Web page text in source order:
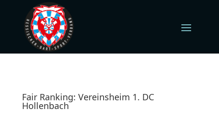
Fair Ranking: Vereinsheim 1. DC
Hollenbach